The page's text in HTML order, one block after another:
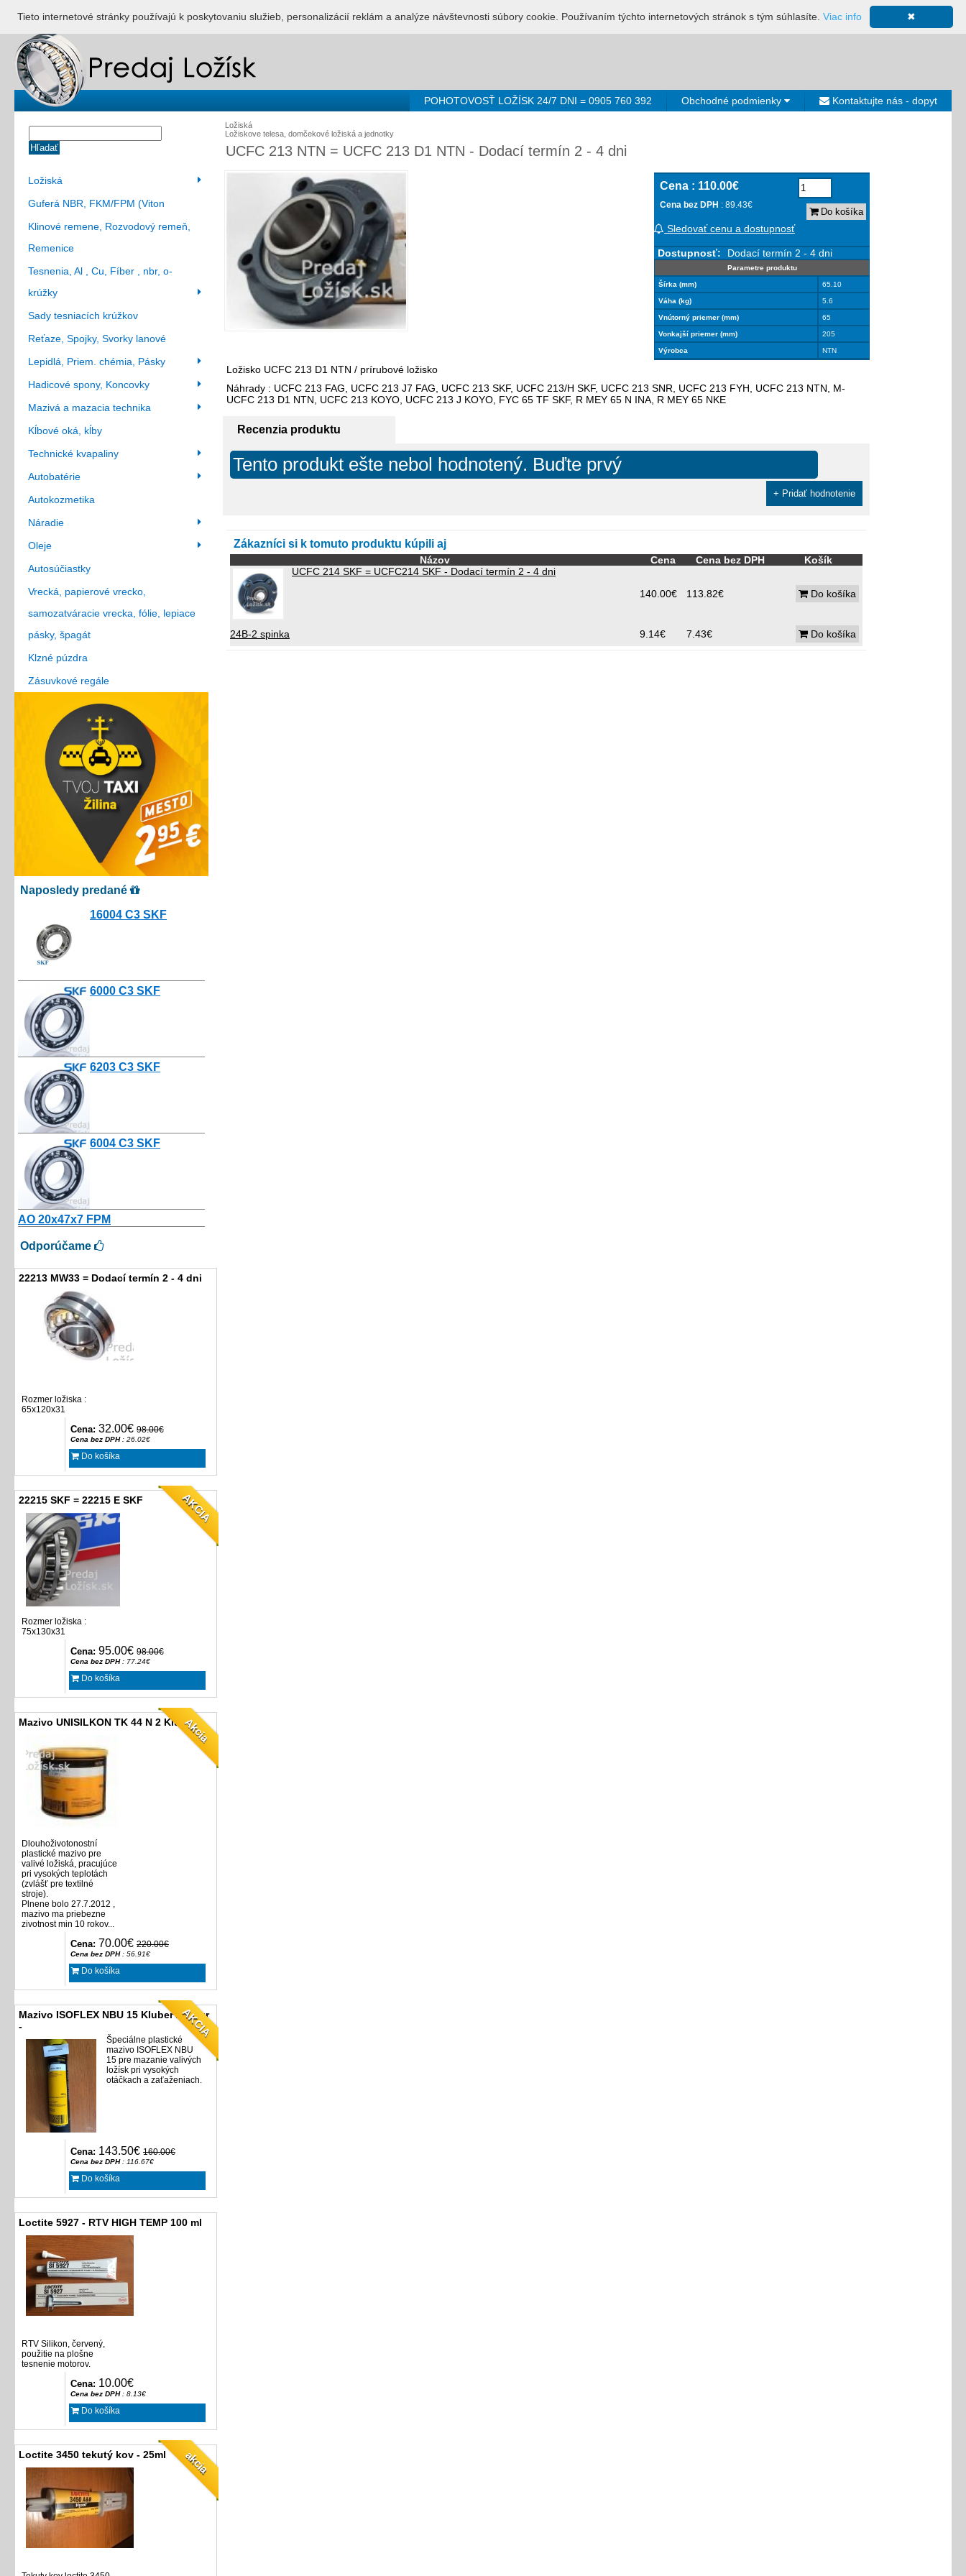
ÚVOD NONSTOP SLUŽBA PRE LOŽISKÁ - 0905 760 392 Prihlásenie Registrácia Mapa stránky Výkup ložísk Neplatiči
POHOTOVOSŤ LOŽÍSK 24/7 DNI = 0905 760 392 Obchodné podmienky Kontaktujte nás - dopyt
Hľadať
Ložiská
Guferá NBR, FKM/FPM (Viton
Klinové remene, Rozvodový remeň,
Remenice
Tesnenia, Al , Cu, Fíber , nbr, o-
krúžky
Sady tesniacích krúžkov
Reťaze, Spojky, Svorky lanové
Lepidlá, Priem. chémia, Pásky
Hadicové spony, Koncovky
Mazivá a mazacia technika
Kĺbové oká, kĺby
Technické kvapaliny
Autobatérie
Autokozmetika
Náradie
Oleje
Autosúčiastky
Vrecká, papierové vrecko,
samozatváracie vrecka, fólie, lepiace
pásky, špagát
Klzné púzdra
Zásuvkové regále
Naposledy predané
16004 C3 SKF
6000 C3 SKF
6203 C3 SKF
6004 C3 SKF
AO 20x47x7 FPM
Odporúčame
22213 MW33 = Dodací termín 2 - 4 dni
Rozmer ložiska :
65x120x31
Cena: 32.00€ 98.00€
Cena bez DPH: 26.02€
Do košíka
22215 SKF = 22215 E SKF
Rozmer ložiska :
75x130x31
Cena: 95.00€ 98.00€
Cena bez DPH: 77.24€
Do košíka
AKCIA
Mazivo UNISILKON TK 44 N 2 Klüber
Dlouhoživotonostní
plastické mazivo pre
valivé ložiská, pracujúce
pri vysokých teplotách
(zvlášť pre textilné
stroje).
Plnene bolo 27.7.2012 ,
mazivo ma priebezne
zivotnost min 10 rokov...
Cena: 70.00€ 220.00€
Cena bez DPH: 56.91€
Do košíka
Akcia
Mazivo ISOFLEX NBU 15 Kluber / 400gr
-
Špeciálne plastické
mazivo ISOFLEX NBU
15 pre mazanie valivých
ložísk pri vysokých
otáčkach a zaťaženiach.
Cena: 143.50€ 160.00€
Cena bez DPH: 116.67€
Do košíka
AKCIA
Loctite 5927 - RTV HIGH TEMP 100 ml
RTV Silikon, červený,
použitie na plošne
tesnenie motorov.
Cena: 10.00€
Cena bez DPH: 8.13€
Do košíka
Loctite 3450 tekutý kov - 25ml akcia
Ložiská
Ložiskove telesa, domčekové ložiská a jednotky
UCFC 213 NTN = UCFC 213 D1 NTN - Dodací termín 2 - 4 dni
Cena : 110.00€
Cena bez DPH : 89.43€
Do košíka
Sledovať cenu a dostupnosť
Dostupnosť: Dodací termín 2 - 4 dni
Parametre produktu
Šírka (mm) 65.10
Váha (kg) 5.6
Vnútorný priemer (mm) 65
Vonkajší priemer (mm) 205
Výrobca NTN
Ložisko UCFC 213 D1 NTN / prírubové ložisko
Náhrady : UCFC 213 FAG, UCFC 213 J7 FAG, UCFC 213 SKF, UCFC 213/H SKF, UCFC 213 SNR, UCFC 213 FYH, UCFC 213 NTN, M-
UCFC 213 D1 NTN, UCFC 213 KOYO, UCFC 213 J KOYO, FYC 65 TF SKF, R MEY 65 N INA, R MEY 65 NKE
Recenzia produktu
Tento produkt ešte nebol hodnotený. Buďte prvý
+ Pridať hodnotenie
Zákazníci si k tomuto produktu kúpili aj
Názov Cena Cena bez DPH
Košík
UCFC 214 SKF = UCFC214 SKF - Dodací termín 2 - 4 dni
140.00€
113.82€ Do košíka
24B-2 spinka 9.14€ 7.43€ Do košíka
✖
Tieto internetové stránky používajú k poskytovaniu služieb, personalizácií reklám a analýze návštevnosti súbory cookie. Používaním týchto internetových stránok s tým súhlasíte. Viac info